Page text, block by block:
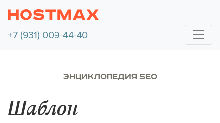
+7 (931) 009-44-40
ЭНЦИКЛОПЕДИЯ SEO
Шаблон